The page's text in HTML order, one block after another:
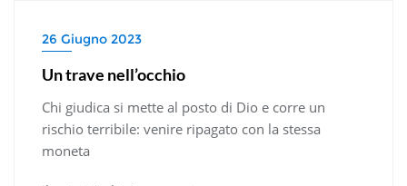
26 Giugno 2023
Un trave nell’occhio
Chi giudica si mette al posto di Dio e corre un
rischio terribile: venire ripagato con la stessa
moneta